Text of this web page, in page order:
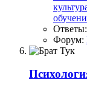
Форум: